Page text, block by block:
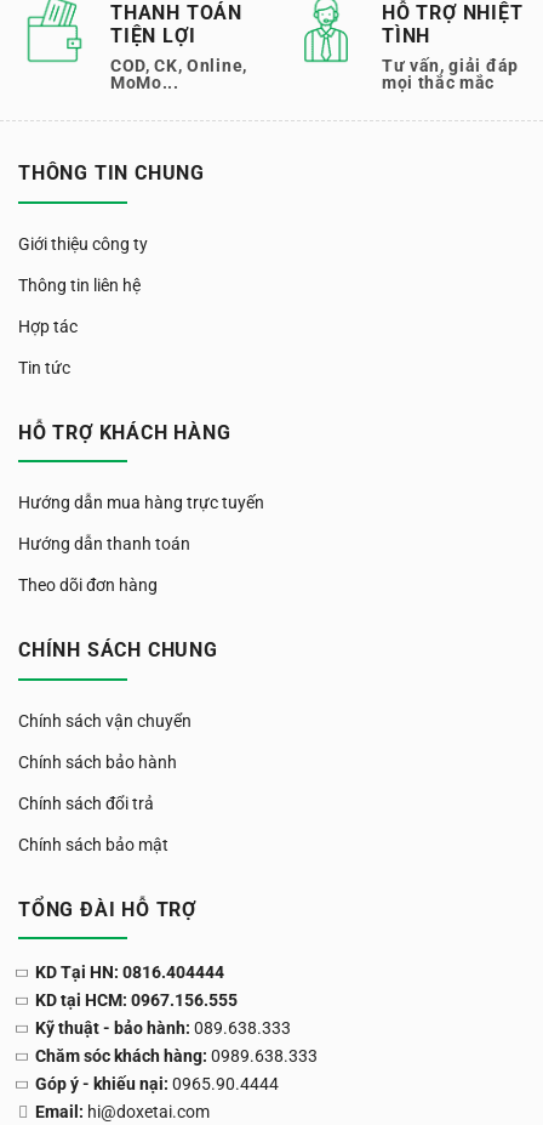
THANH TOÁN
TIỆN LỢI
COD, CK, Online,
MoMo...
HỖ TRỢ NHIỆT
TÌNH
Tư vấn, giải đáp
mọi thắc mắc
THÔNG TIN CHUNG
Giới thiệu công ty
Thông tin liên hệ
Hợp tác
Tin tức
HỖ TRỢ KHÁCH HÀNG
Hướng dẫn mua hàng trực tuyến
Hướng dẫn thanh toán
Theo dõi đơn hàng
CHÍNH SÁCH CHUNG
Chính sách vận chuyển
Chính sách bảo hành
Chính sách đổi trả
Chính sách bảo mật
TỔNG ĐÀI HỖ TRỢ
KD Tại HN: 0816.404444
KD tại HCM: 0967.156.555
Kỹ thuật - bảo hành: 089.638.333
Chăm sóc khách hàng: 0989.638.333
Góp ý - khiếu nại: 0965.90.4444
Email: hi@doxetai.com